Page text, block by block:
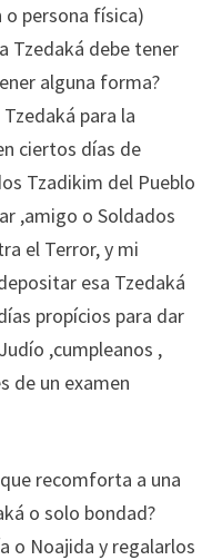
o persona física)
Tzedaká debe tener
alguna forma?
para la
ciertos días de
Tzadikim del Pueblo
,amigo o Soldados
el Terror, y mi
esa Tzedaká
propícios para dar
,cumpleanos ,
de un examen
recomforta a una
o solo bondad?
o Noajida y regalarlos